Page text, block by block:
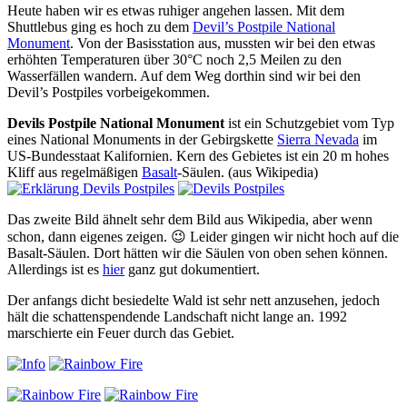
Heute haben wir es etwas ruhiger angehen lassen. Mit dem
Shuttlebus ging es hoch zu dem Devil’s Postpile National
Monument. Von der Basisstation aus, mussten wir bei den etwas
erhöhten Temperaturen über 30°C noch 2,5 Meilen zu den
Wasserfällen wandern. Auf dem Weg dorthin sind wir bei den
Devil’s Postpiles vorbeigekommen.
Devils Postpile National Monument ist ein Schutzgebiet vom Typ
eines National Monuments in der Gebirgskette Sierra Nevada im
US-Bundesstaat Kalifornien. Kern des Gebietes ist ein 20 m hohes
Kliff aus regelmäßigen Basalt-Säulen. (aus Wikipedia)
Das zweite Bild ähnelt sehr dem Bild aus Wikipedia, aber wenn
schon, dann eigenes zeigen. 😉 Leider gingen wir nicht hoch auf die
Basalt-Säulen. Dort hätten wir die Säulen von oben sehen können.
Allerdings ist es hierganz gut dokumentiert.
Der anfangs dicht besiedelte Wald ist sehr nett anzusehen, jedoch
hält die schattenspendende Landschaft nicht lange an. 1992
marschierte ein Feuer durch das Gebiet.